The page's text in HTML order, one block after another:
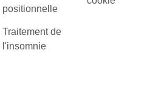
positionnelle
Traitement de
l'insomnie